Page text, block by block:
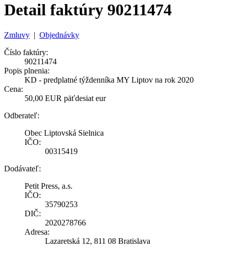
Detail faktúry 90211474
Zmluvy | Objednávky
Číslo faktúry:
90211474
Popis plnenia:
KD - predplatné týždenníka MY Liptov na rok 2020
Cena:
50,00 EUR päťdesiat eur
Odberateľ:
Obec Liptovská Sielnica
IČO:
00315419
Dodávateľ:
Petit Press, a.s.
IČO:
35790253
DIČ:
2020278766
Adresa:
Lazaretská 12, 811 08 Bratislava